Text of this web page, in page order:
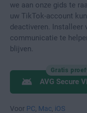
we aan onze gids te
uw TikTok-account
deactiveren. Installeer
communicatie te
blijven.
Gratis
AVG Secure
Voor PC Mac iOS